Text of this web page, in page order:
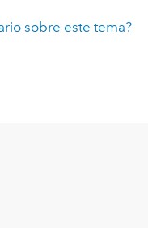
sobre este tema?